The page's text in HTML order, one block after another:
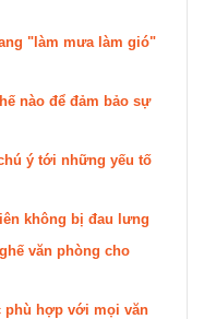
"làm mưa làm gió"
nào để đảm bảo sự
ý tới những yếu tố
không bị đau lưng
văn phòng cho
phù hợp với mọi văn